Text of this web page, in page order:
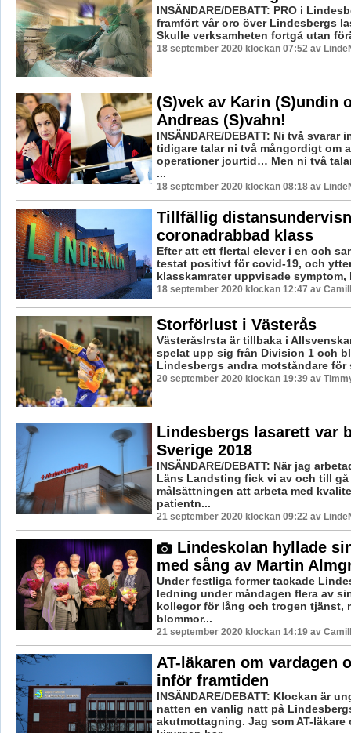
INSÄNDARE/DEBATT: PRO i
framfört vår oro över Lindesbergs
Skulle verksamheten fortgå utan
18 september 2020 klockan 07:52 av
(S)vek av Karin (S)undin
Andreas (S)vahn!
INSÄNDARE/DEBATT: Ni två svarar
tidigare talar ni två mångordigt om
operationer jourtid… Men ni två
...
18 september 2020 klockan 08:18 av
Tillfällig
coronadrabbad klass
Efter att ett flertal elever i en och
testat positivt för covid-19, och
klasskamrater uppvisade symptom,
18 september 2020 klockan 12:47 av
Storförlust i Västerås
VästeråsIrsta är tillbaka i
spelat upp sig från Division 1 och
Lindesbergs andra motståndare för
20 september 2020 klockan 19:39 av
Lindesbergs lasarett var
Sverige 2018
INSÄNDARE/DEBATT: När jag
Läns Landsting fick vi av och till gå
målsättningen att arbeta med
patientn...
21 september 2020 klockan 09:22 av
Lindeskolan hyllade
med sång av Martin
Under festliga former tackade
ledning under måndagen flera av
kollegor för lång och trogen tjänst,
blommor...
21 september 2020 klockan 14:19 av
AT-läkaren om vardagen
inför framtiden
INSÄNDARE/DEBATT: Klockan är
natten en vanlig natt på
akutmottagning. Jag som AT-